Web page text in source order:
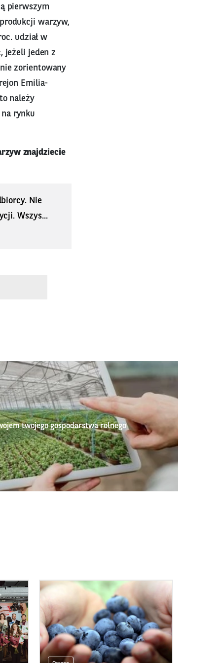
pierwszym
warzyw,
udział w
jeżeli jeden z
zorientowany
Emilia-
należy
rynku
znajdziecie
Nie
Wszys...
twojego gospodarstwa rolnego